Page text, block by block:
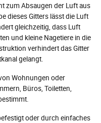
zum Absaugen der Luft aus
dieses Gitters lässt die Luft
gleichzeitig, dass Luft
und kleine Nagetiere in die
verhindert das Gitter
gelangt.
Wohnungen oder
Büros, Toiletten,
oder durch einfaches